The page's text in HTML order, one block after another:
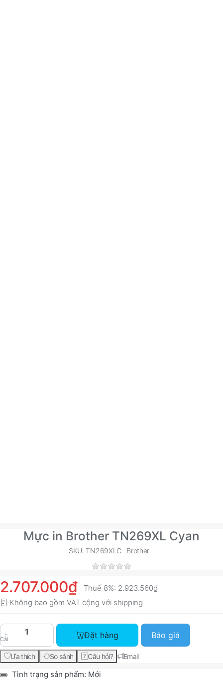
Mực in Brother TN269XL Cyan
SKU: TN269XLC Brother
2.707.000₫ Thuế 8%: 2.923.560₫
Không bao gồm VAT cộng với shipping
Cái
Mực in Brother TN269XL Cyan với giá
Đặt hàng Báo giá
Ưa thích So sánh Câu hỏi? Email
Tình trạng sản phẩm: Mới